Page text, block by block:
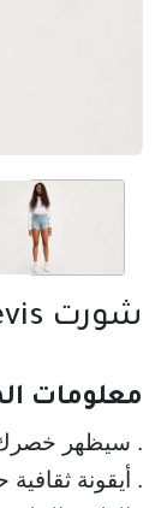
شورت levis جينز نسائي عالي الخصر
معلومات
. سيظهر خصرك
. أيقونة ثقافية